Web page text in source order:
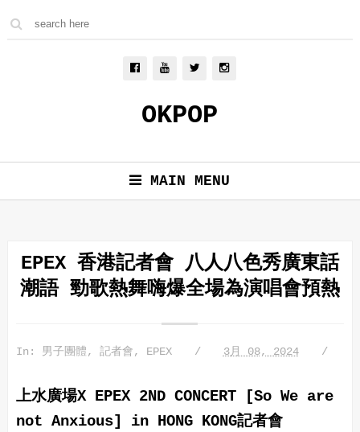
OKPOP
MAIN MENU
EPEX 香港記者會 八人八色秀廣東話
潮語 勁歌熱舞嗨爆全場為演唱會預熱
In: 男子團體, 記者會, EPEX 3月 08, 2024
上水廣場X EPEX 2ND CONCERT [So We are
not Anxious] in HONG KONG記者會